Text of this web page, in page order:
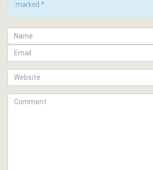
marked *